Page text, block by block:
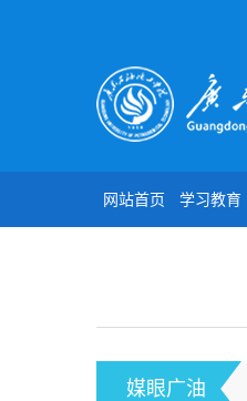
网站首页 学习教育
媒眼广油